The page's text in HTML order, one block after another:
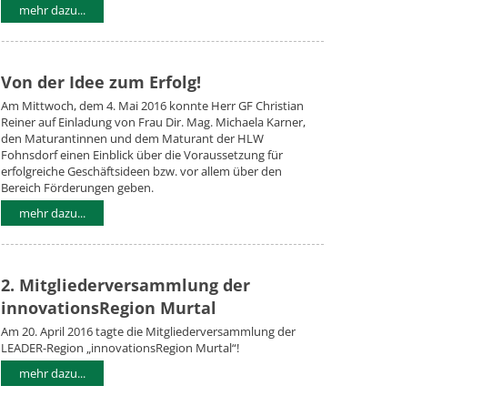
mehr dazu...
Von der Idee zum Erfolg!
Am Mittwoch, dem 4. Mai 2016 konnte Herr GF Christian
Reiner auf Einladung von Frau Dir. Mag. Michaela Karner,
den Maturantinnen und dem Maturant der HLW
Fohnsdorf einen Einblick über die Voraussetzung für
erfolgreiche Geschäftsideen bzw. vor allem über den
Bereich Förderungen geben.
mehr dazu...
2. Mitgliederversammlung der
innovationsRegion Murtal
Am 20. April 2016 tagte die Mitgliederversammlung der
LEADER-Region „innovationsRegion Murtal“!
mehr dazu...